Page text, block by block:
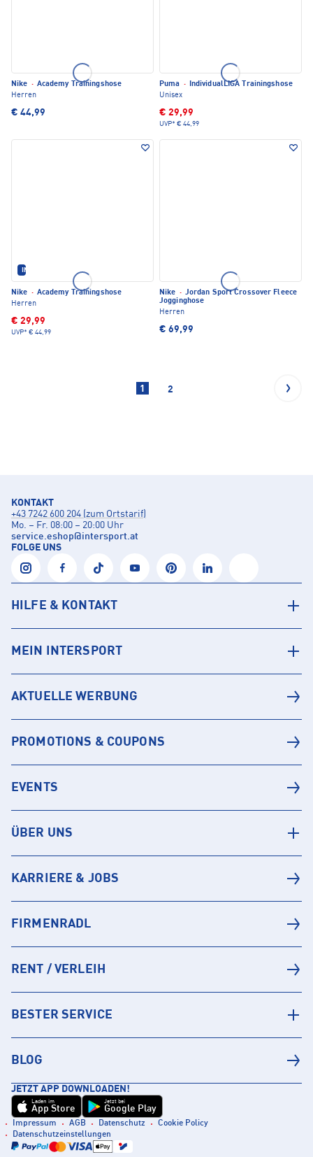
Nike · Academy Trainingshose
Herren
€ 44,99
Puma · IndividualLIGA Trainingshose
Unisex
€ 29,99
UVP* € 44,99
IM SET ERHÄLTLICH
Nike · Academy Trainingshose
Herren
€ 29,99
UVP* € 44,99
Nike · Jordan Sport Crossover Fleece
Jogginghose
Herren
€ 69,99
1 2
KONTAKT
+43 7242 600 204 (zum Ortstarif)
Mo. – Fr. 08:00 – 20:00 Uhr
service.eshop@intersport.at
FOLGE UNS
HILFE & KONTAKT
MEIN INTERSPORT
AKTUELLE WERBUNG
PROMOTIONS & COUPONS
EVENTS
ÜBER UNS
KARRIERE & JOBS
FIRMENRADL
RENT / VERLEIH
BESTER SERVICE
BLOG
JETZT APP DOWNLOADEN!
Laden im
App Store
Jetzt bei
Google Play
Impressum AGB Datenschutz
Cookie Policy
Datenschutzeinstellungen